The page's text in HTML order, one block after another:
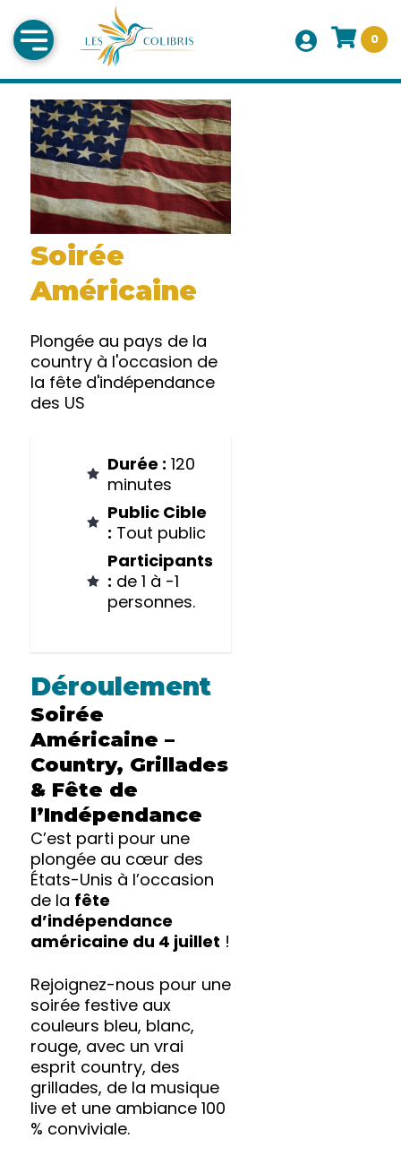
0
Soirée
Américaine
Plongée au pays de la
country à l'occasion de
la fête d'indépendance
des US
Durée : 120
minutes
Public Cible
: Tout public
Participants
: de 1 à -1
personnes.
Déroulement
Soirée
Américaine –
Country, Grillades
& Fête de
l’Indépendance
C’est parti pour une
plongée au cœur des
États-Unis à l’occasion
de la fête
d’indépendance
américaine du 4 juillet !
Rejoignez-nous pour une
soirée festive aux
couleurs bleu, blanc,
rouge, avec un vrai
esprit country, des
grillades, de la musique
live et une ambiance 100
% conviviale.